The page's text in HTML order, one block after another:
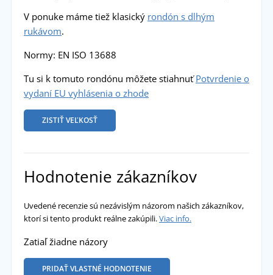
V ponuke máme tiež klasický rondón s dlhým
rukávom.
Normy: EN ISO 13688
Tu si k tomuto rondónu môžete stiahnuťPotvrdenie o
vydaní EU vyhlásenia o zhode
ZISTIŤ VEĽKOSŤ
Hodnotenie zákazníkov
Uvedené recenzie sú nezávislým názorom našich zákazníkov,
ktorí si tento produkt reálne zakúpili.Viac info.
Zatiaľ žiadne názory
PRIDAŤ VLASTNÉ HODNOTENIE